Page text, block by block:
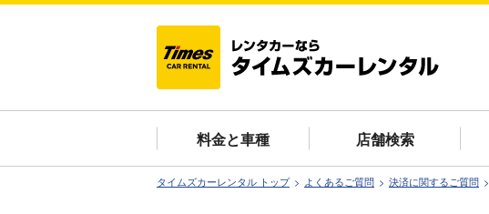
料金と車種 店舗検索
タイムズカーレンタル トップ よくあるご質問 決済に関するご質問